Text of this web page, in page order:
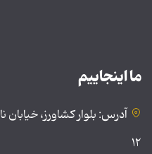
ما اینجاییم
آدرس: بلوار کشاورز،
۱۲